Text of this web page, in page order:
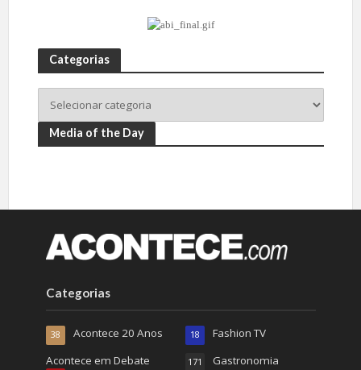
Categorias
Media of the Day
Categorias
Acontece 20 Anos
38
Acontece em Debate
Fashion TV
18
Gastronomia
171